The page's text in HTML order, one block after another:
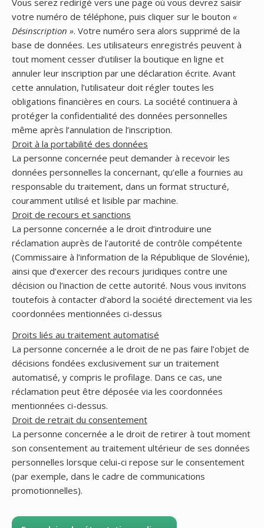
votre numéro de téléphone, puis cliquer sur le bouton «
Désinscription ». Votre numéro sera alors supprimé de la
base de données. Les utilisateurs enregistrés peuvent à
tout moment cesser d’utiliser la boutique en ligne et
annuler leur inscription par une déclaration écrite. Avant
cette annulation, l’utilisateur doit régler toutes les
obligations financières en cours. La société continuera à
protéger la confidentialité des données personnelles
même après l’annulation de l’inscription.
Droit à la portabilité des données
La personne concernée peut demander à recevoir les
données personnelles la concernant, qu’elle a fournies au
responsable du traitement, dans un format structuré,
couramment utilisé et lisible par machine.
Droit de recours et sanctions
La personne concernée a le droit d’introduire une
réclamation auprès de l’autorité de contrôle compétente
(Commissaire à l’information de la République de Slovénie),
ainsi que d’exercer des recours juridiques contre une
décision ou l’inaction de cette autorité. Nous vous invitons
toutefois à contacter d’abord la société directement via les
coordonnées mentionnées ci-dessus
Droits liés au traitement automatisé
La personne concernée a le droit de ne pas faire l’objet de
décisions fondées exclusivement sur un traitement
automatisé, y compris le profilage. Dans ce cas, une
réclamation peut être déposée via les coordonnées
mentionnées ci-dessus.
Droit de retrait du consentement
La personne concernée a le droit de retirer à tout moment
son consentement au traitement ultérieur de ses données
personnelles lorsque celui-ci repose sur le consentement
(par exemple, dans le cadre de communications
promotionnelles).